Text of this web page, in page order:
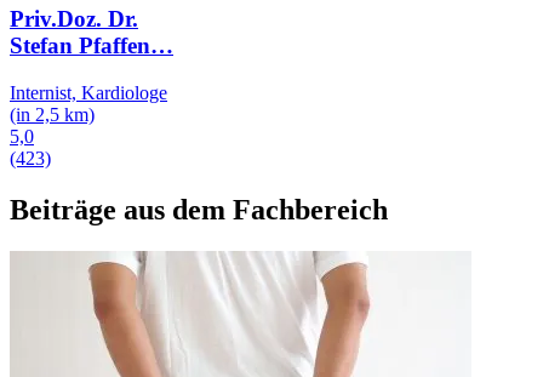
Priv.Doz. Dr.
Stefan Pfaffen…
Internist, Kardiologe
(in 2,5 km)
5,0
(423)
Beiträge aus dem Fachbereich